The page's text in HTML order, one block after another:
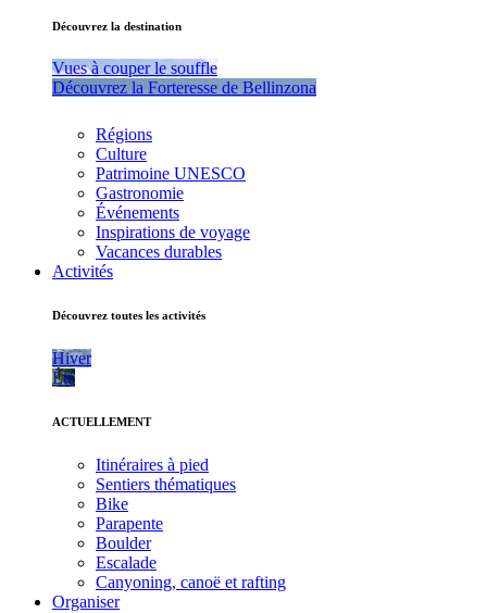
Découvrez la destination
Vues à couper le souffle
Découvrez la Forteresse de Bellinzona
Régions
Culture
Patrimoine UNESCO
Gastronomie
Événements
Inspirations de voyage
Vacances durables
Activités
Découvrez toutes les activités
Hiver
Été
ACTUELLEMENT
Itinéraires à pied
Sentiers thématiques
Bike
Parapente
Boulder
Escalade
Canyoning, canoë et rafting
Organiser